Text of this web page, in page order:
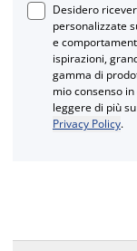
Desidero
personalizzate
e
ispirazioni,
gamma di
mio consenso
leggere di più
Privacy Policy.